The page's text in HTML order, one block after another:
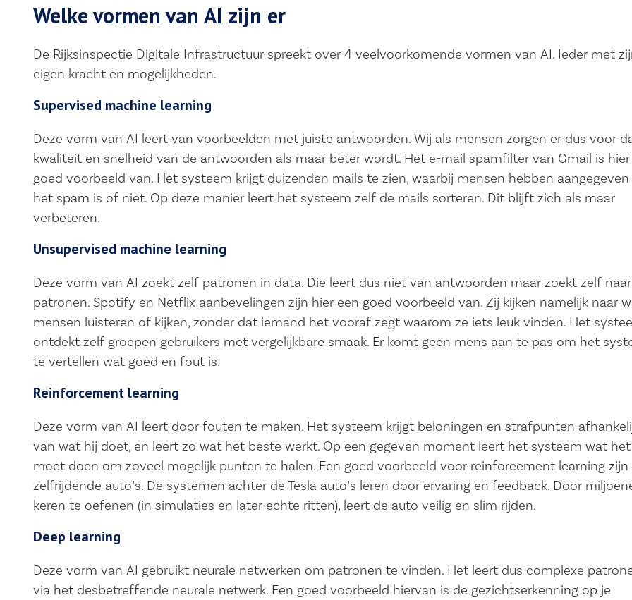
Welke vormen van AI zijn er
De Rijksinspectie Digitale Infrastructuur spreekt over 4 veelvoorkomende vormen van AI. Ieder met
eigen kracht en mogelijkheden.
Supervised machine learning
Deze vorm van AI leert van voorbeelden met juiste antwoorden. Wij als mensen zorgen er dus voor
kwaliteit en snelheid van de antwoorden als maar beter wordt. Het e-mail spamfilter van Gmail is hier
goed voorbeeld van. Het systeem krijgt duizenden mails te zien, waarbij mensen hebben
het spam is of niet. Op deze manier leert het systeem zelf de mails sorteren. Dit blijft zich als maar
verbeteren.
Unsupervised machine learning
Deze vorm van AI zoekt zelf patronen in data. Die leert dus niet van antwoorden maar zoekt zelf naar
patronen. Spotify en Netflix aanbevelingen zijn hier een goed voorbeeld van. Zij kijken namelijk naar
mensen luisteren of kijken, zonder dat iemand het vooraf zegt waarom ze iets leuk vinden. Het
ontdekt zelf groepen gebruikers met vergelijkbare smaak. Er komt geen mens aan te pas om het
te vertellen wat goed en fout is.
Reinforcement learning
Deze vorm van AI leert door fouten te maken. Het systeem krijgt beloningen en strafpunten
van wat hij doet, en leert zo wat het beste werkt. Op een gegeven moment leert het systeem wat het
moet doen om zoveel mogelijk punten te halen. Een goed voorbeeld voor reinforcement learning zijn
zelfrijdende auto’s. De systemen achter de Tesla auto’s leren door ervaring en feedback. Door
keren te oefenen (in simulaties en later echte ritten), leert de auto veilig en slim rijden.
Deep learning
Deze vorm van AI gebruikt neurale netwerken om patronen te vinden. Het leert dus complexe
via het desbetreffende neurale netwerk. Een goed voorbeeld hiervan is de gezichtserkenning op je